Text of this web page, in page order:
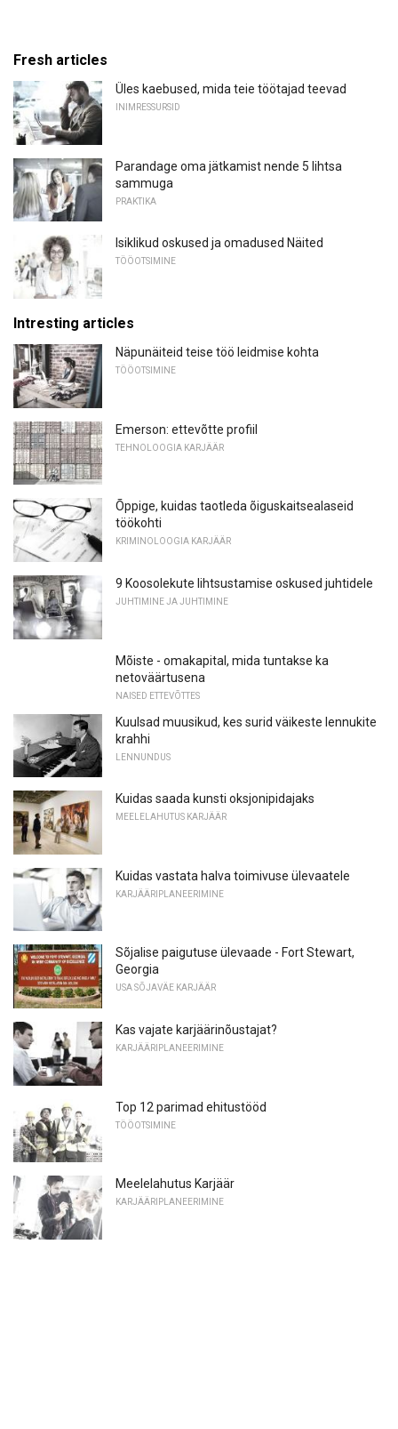
Fresh articles
Üles kaebused, mida teie töötajad teevad
INIMRESSURSID
Parandage oma jätkamist nende 5 lihtsa
sammuga
PRAKTIKA
Isiklikud oskused ja omadused Näited
TÖÖOTSIMINE
Intresting articles
Näpunäiteid teise töö leidmise kohta
TÖÖOTSIMINE
Emerson: ettevõtte profiil
TEHNOLOOGIA KARJÄÄR
Õppige, kuidas taotleda õiguskaitsealaseid
töökohti
KRIMINOLOOGIA KARJÄÄR
9 Koosolekute lihtsustamise oskused juhtidele
JUHTIMINE JA JUHTIMINE
Mõiste - omakapital, mida tuntakse ka
netoväärtusena
NAISED ETTEVÕTTES
Kuulsad muusikud, kes surid väikeste lennukite
krahhi
LENNUNDUS
Kuidas saada kunsti oksjonipidajaks
MEELELAHUTUS KARJÄÄR
Kuidas vastata halva toimivuse ülevaatele
KARJÄÄRIPLANEERIMINE
Sõjalise paigutuse ülevaade - Fort Stewart,
Georgia
USA SÕJAVÄE KARJÄÄR
Kas vajate karjäärinõustajat?
KARJÄÄRIPLANEERIMINE
Top 12 parimad ehitustööd
TÖÖOTSIMINE
Meelelahutus Karjäär
KARJÄÄRIPLANEERIMINE